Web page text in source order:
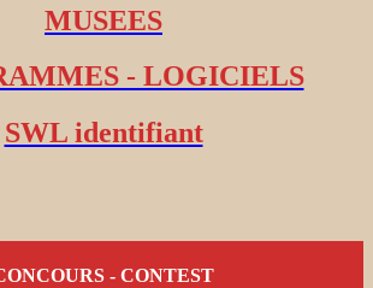
MUSEES
- LOGICIELS
SWL identifiant
- CONTEST